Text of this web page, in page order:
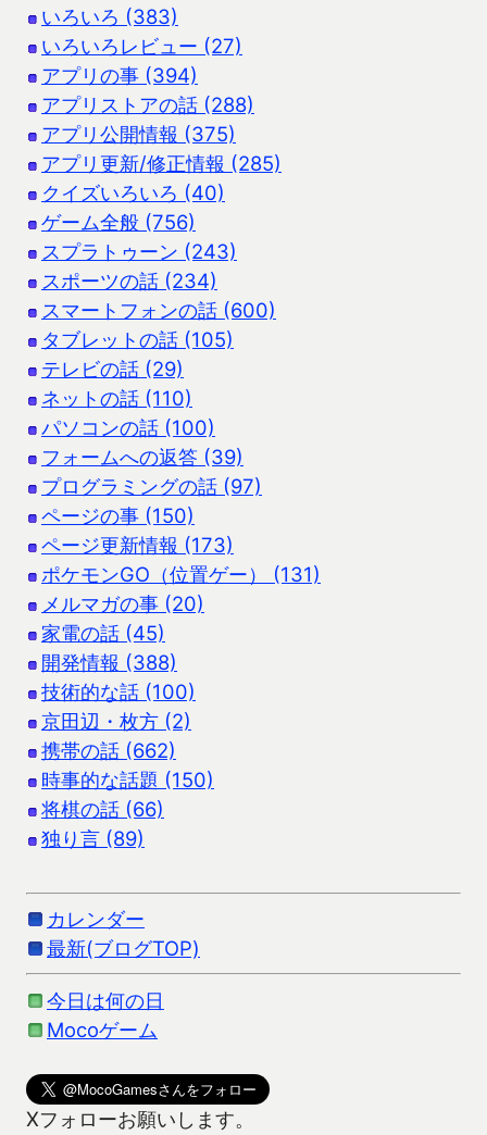
いろいろ (383)
いろいろレビュー (27)
アプリの事 (394)
アプリストアの話 (288)
アプリ公開情報 (375)
アプリ更新/修正情報 (285)
クイズいろいろ (40)
ゲーム全般 (756)
スプラトゥーン (243)
スポーツの話 (234)
スマートフォンの話 (600)
タブレットの話 (105)
テレビの話 (29)
ネットの話 (110)
パソコンの話 (100)
フォームへの返答 (39)
プログラミングの話 (97)
ページの事 (150)
ページ更新情報 (173)
ポケモンGO（位置ゲー） (131)
メルマガの事 (20)
家電の話 (45)
開発情報 (388)
技術的な話 (100)
京田辺・枚方 (2)
携帯の話 (662)
時事的な話題 (150)
将棋の話 (66)
独り言 (89)
カレンダー
最新(ブログTOP)
今日は何の日
Mocoゲーム
Xフォローお願いします。